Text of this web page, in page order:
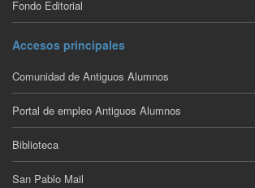
Fondo Editorial
Accesos principales
Comunidad de Antiguos Alumnos
Portal de empleo Antiguos Alumnos
Biblioteca
San Pablo Mail